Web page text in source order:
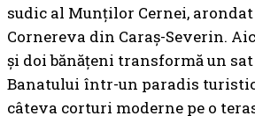
sudic al Munților Cernei,
Cornereva din Caraș-Severin.
și doi bănățeni transformă un
Banatului într-un paradis
câteva corturi moderne pe o